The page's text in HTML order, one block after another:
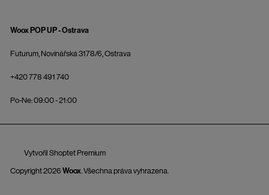
Woox POP UP - Ostrava
Futurum, Novinářská 3178/6, Ostrava
+420 778 491 740
Po-Ne: 09:00 - 21:00
Vytvořil Shoptet Premium
Copyright 2026 Woox . Všechna práva vyhrazena.